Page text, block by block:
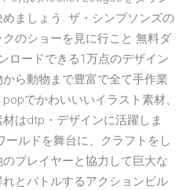
ましょう. ザ・シンプソンズの
のショーを見に行こと 無料ダ
ロードできる1万点のデザイン
ら動物まで豊富で全て手作業
でかわいいいイラスト素材、
はdtp・デザインに活躍しま
ルドを舞台に、クラフトをし
プレイヤーと協力して巨大な
とバトルするアクションビル